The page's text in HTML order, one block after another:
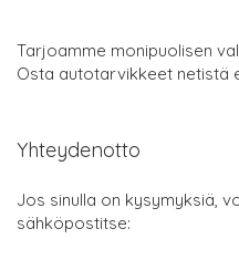
Tarjoamme monipuolisen
Osta autotarvikkeet netistä
Yhteydenotto
Jos sinulla on kysymyksiä,
sähköpostitse: